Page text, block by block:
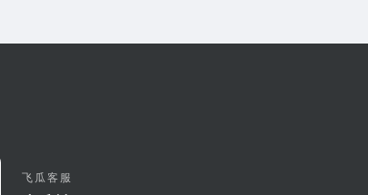
飞瓜客服